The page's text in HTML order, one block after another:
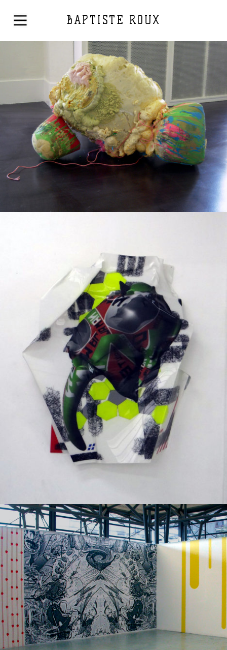
BAPTISTE ROUX
Techniques mixtes 2010
Techniques mixtes 2017
Exposition collective 2008